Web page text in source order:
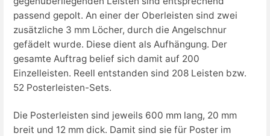
passend gepolt. An einer der Oberleisten sind zwei
zusätzliche 3 mm Löcher, durch die Angelschnur
gefädelt wurde. Diese dient als Aufhängung. Der
gesamte Auftrag belief sich damit auf 200
Einzelleisten. Reell entstanden sind 208 Leisten bzw.
52 Posterleisten-Sets.
Die Posterleisten sind jeweils 600 mm lang, 20 mm
breit und 12 mm dick. Damit sind sie für Poster im